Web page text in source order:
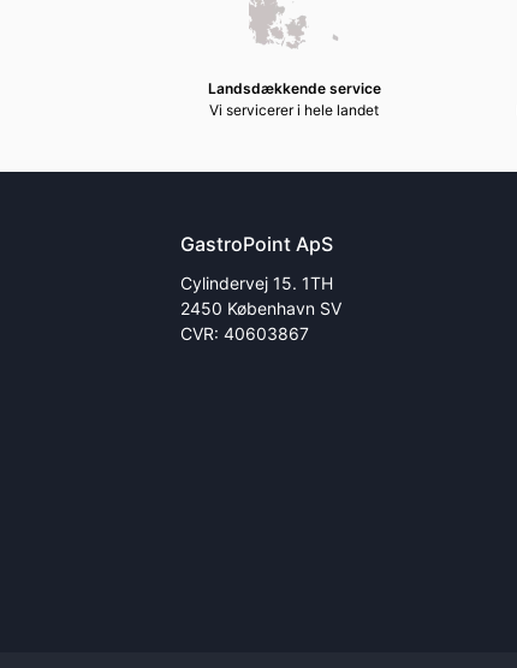
Landsdækkende service
Vi servicerer i hele landet
GastroPoint ApS
Cylindervej 15. 1TH
2450 København SV
CVR: 40603867